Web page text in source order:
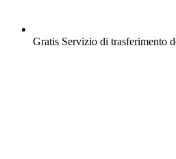
Gratis Servizio di trasferimento